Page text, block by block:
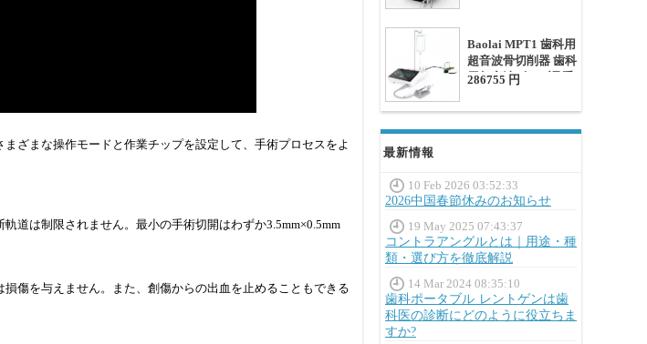
Baolai MPT1 歯科用
超音波骨切削器 歯科
用超音波ピエゾ骨手
286755 円
最新情報
10 Feb 2026 03:52:33
2026中国春節休みのお知らせ
19 May 2025 07:43:37
コントラアングルとは｜用途・種
類・選び方を徹底解説
14 Mar 2024 08:35:10
歯科ポータブル レントゲンは歯
科医の診断にどのように役立ちま
すか?
ざまな操作モードと作業チップを設定して、手術プロセスをよ
道は制限されません。最小の手術切開はわずか3.5mm×0.5mm
傷を与えません。また、創傷からの出血を止めることもできる